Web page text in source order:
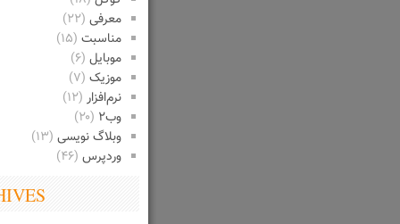
معرفی (۲۲)
مناسبت (۱۵)
موبایل (۶)
موزیک (۷)
نرم‌افزار (۱۲)
وب۲ (۲۰)
وبلاگ نویسی (۱۳)
وردپرس (۴۶)